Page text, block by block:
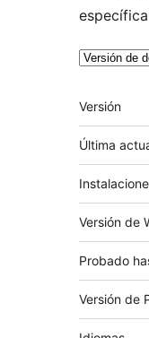
Meta
Versión
Última
Versión de
Probado
Versión de